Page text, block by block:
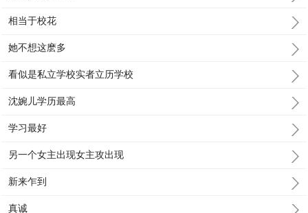
相当于校花
她不想这麽多
看似是私立学校实者立历学校
沈婉儿学历最高
学习最好
另一个女主出现女主攻出现
新来乍到
真诚